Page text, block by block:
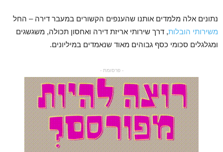
נתונים אלה מלמדים אותנו שהענפים הקשורים במעבר דירה – החל
משירותי הובלות, דרך שירותי אריזת דירה ואחסון תכולה, משגשגים
ומגלגלים סכומי כסף גבוהים מאוד שנאמדים במיליונים.
- פרסומת -